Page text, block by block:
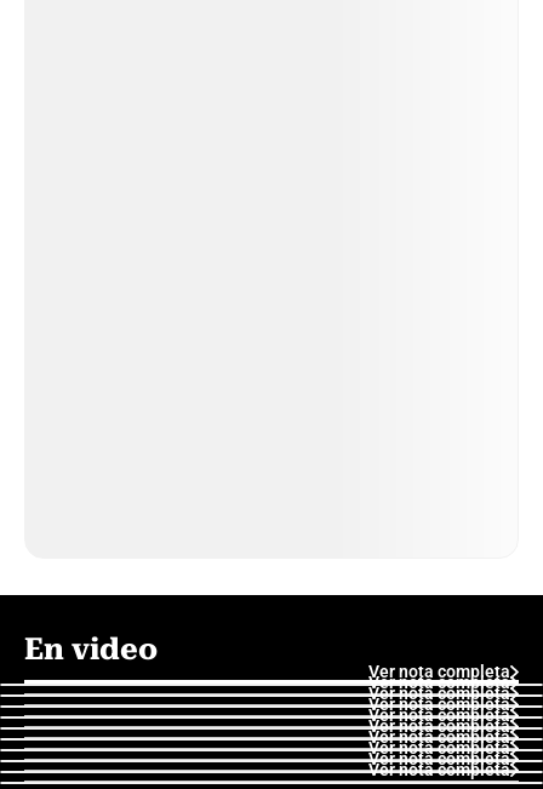
En video
Ver nota completa
Ver nota completa
Ver nota completa
Ver nota completa
Ver nota completa
Ver nota completa
Ver nota completa
Ver nota completa
Ver nota completa
Ver nota completa